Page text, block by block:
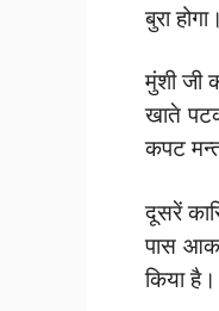
बुरा
मुंशी जी
खाते
कपट
दूसरें
पास
किया